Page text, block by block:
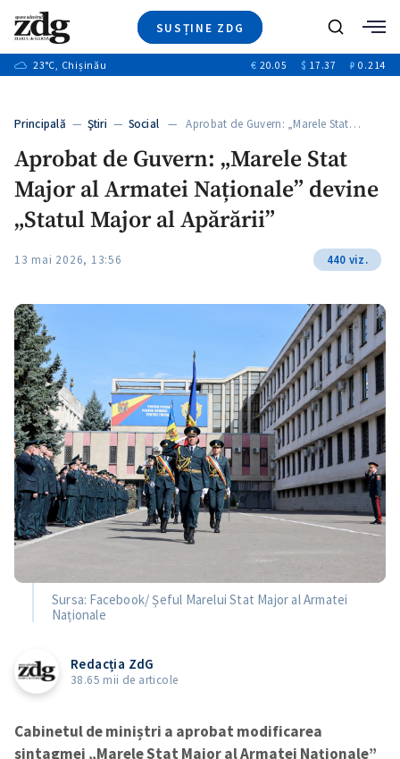
SUSȚINE ZDG
Ştiri
+6
Video
Special
+1
Blog
+2
Caută
23°C, Chișinău € 20.05 $ 17.37 ₽ 0.214
Principală — Ştiri — Social — Aprobat de Guvern: „Marele Stat…
Aprobat de Guvern: „Marele Stat
Major al Armatei Naționale” devine
„Statul Major al Apărării”
13 mai 2026, 13:56 440 viz.
Sursa: Facebook/ Șeful Marelui Stat Major al Armatei
Naționale
Redacția ZdG
38.65 mii de articole
Cabinetul de miniștri a aprobat modificarea
sintagmei „Marele Stat Major al Armatei Naționale”